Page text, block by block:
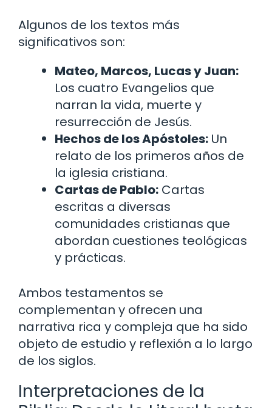
Algunos de los textos más
significativos son:
Mateo, Marcos, Lucas y Juan:
Los cuatro Evangelios que
narran la vida, muerte y
resurrección de Jesús.
Hechos de los Apóstoles: Un
relato de los primeros años de
la iglesia cristiana.
Cartas de Pablo: Cartas
escritas a diversas
comunidades cristianas que
abordan cuestiones teológicas
y prácticas.
Ambos testamentos se
complementan y ofrecen una
narrativa rica y compleja que ha sido
objeto de estudio y reflexión a lo largo
de los siglos.
Interpretaciones de la